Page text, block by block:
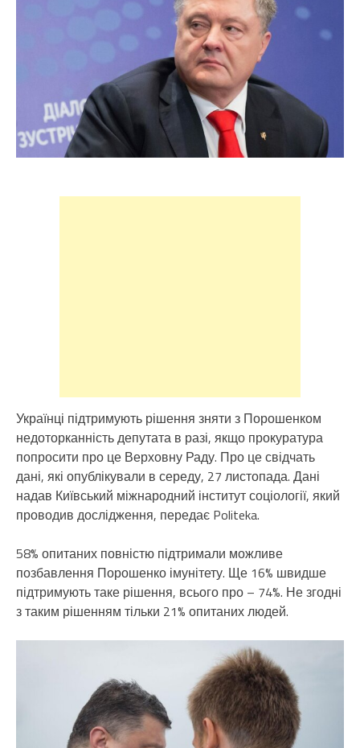
Українці підтримують рішення зняти з Порошенком
недоторканність депутата в разі, якщо прокуратура
попросити про це Верховну Раду. Про це свідчать
дані, які опублікували в середу, 27 листопада. Дані
надав Київський міжнародний інститут соціології, який
проводив дослідження, передає Politeka.
58% опитаних повністю підтримали можливе
позбавлення Порошенко імунітету. Ще 16% швидше
підтримують таке рішення, всього про – 74%. Не згодні
з таким рішенням тільки 21% опитаних людей.